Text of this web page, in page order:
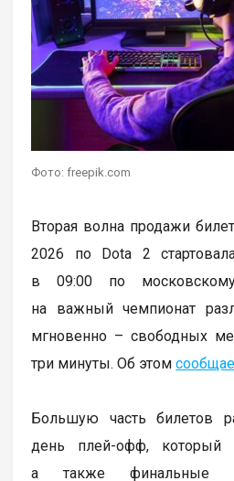
Фото: freepik.com
Вторая волна продажи
2026 по Dota 2
в 09:00 по
на важный чемпионат
мгновенно – свободных
три минуты. Об этом
Большую часть билетов
день плей-офф, который
а также финальные